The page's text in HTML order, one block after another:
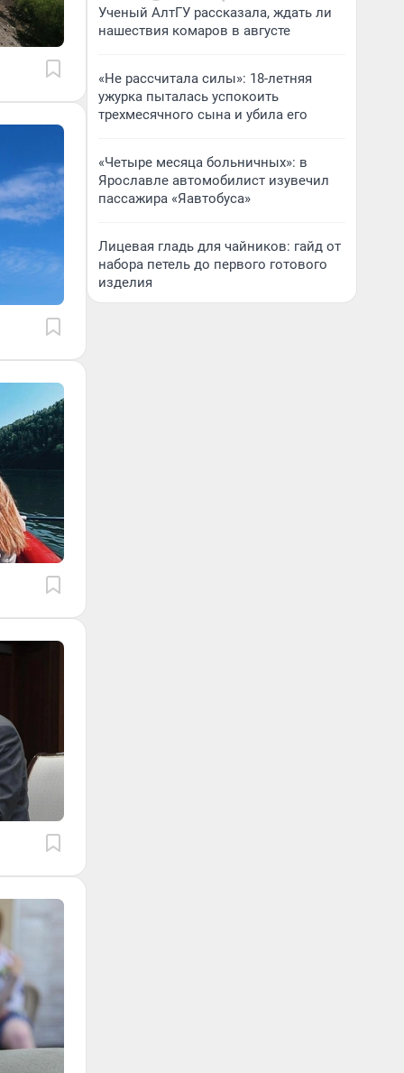
Ученый АлтГУ рассказала, ждать ли
нашествия комаров в августе
«Не рассчитала силы»: 18-летняя
ужурка пыталась успокоить
трехмесячного сына и убила его
«Четыре месяца больничных»: в
Ярославле автомобилист изувечил
пассажира «Яавтобуса»
Лицевая гладь для чайников: гайд от
набора петель до первого готового
изделия